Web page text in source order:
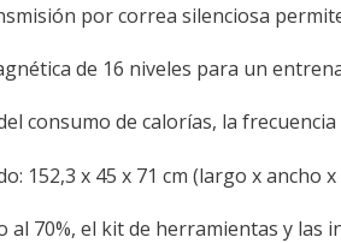
por correa silenciosa
de 16 niveles para un
consumo de calorías, la
x 45 x 71 cm (largo x ancho x
70%, el kit de herramientas y las